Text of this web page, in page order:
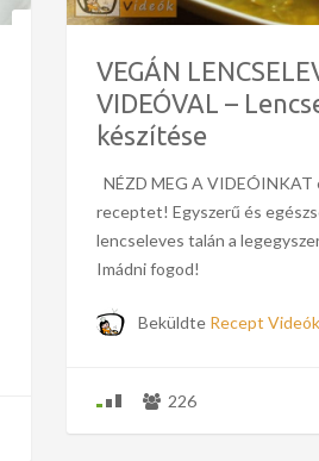
VEGÁN
VIDEÓVAL –
készítése
NÉZD MEG A VIDEÓINKAT
receptet! Egyszerű és
lencseleves talán a
Imádni fogod!
Beküldte Recept Videók
226